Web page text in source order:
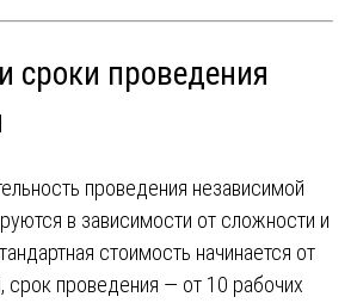
сроки проведения
проведения независимой
в зависимости от сложности и
стоимость начинается от
срок проведения — от 10 рабочих